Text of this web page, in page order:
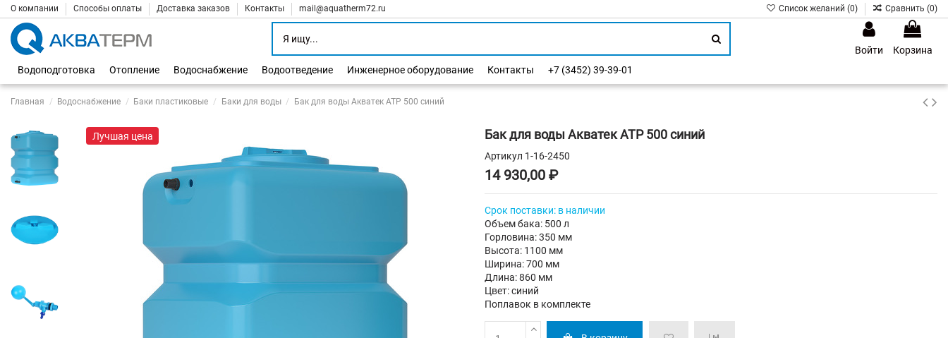
О компании Способы оплаты Доставка заказов Контакты mail@aquatherm72.ru Список желаний (0) Сравнить (0)
Войти
Корзина
Водоподготовка
Отопление Водоснабжение Водоотведение Инженерное оборудование Контакты +7 (3452) 39-39-01
Главная Водоснабжение Баки пластиковые Баки для воды Бак для воды Акватек ATP 500 синий
Лучшая цена Бак для воды Акватек ATP 500 синий
Артикул 1-16-2450
14 930,00 ₽
Срок поставки: в наличии
Объем бака: 500 л
Горловина: 350 мм
Высота: 1100 мм
Ширина: 700 мм
Длина: 860 мм
Цвет: синий
Поплавок в комплекте